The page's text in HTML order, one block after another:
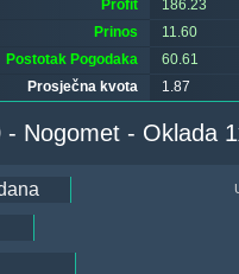
Profit
Prinos
Postotak Pogodaka
Prosječna kvota
186.23
11.60
60.61
1.87
- Nogomet - Oklada